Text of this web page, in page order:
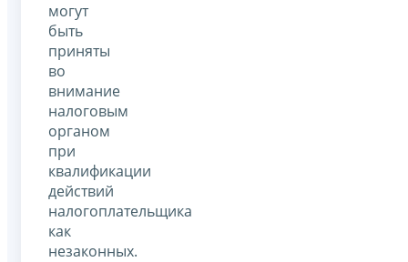
могут
быть
приняты
во
внимание
налоговым
органом
при
квалификации
действий
налогоплательщика
как
незаконных.